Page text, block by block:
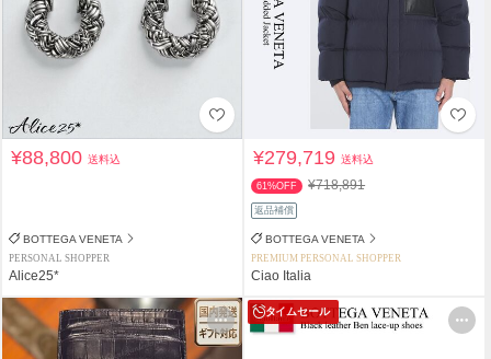
¥88,800送料込
BOTTEGA VENETA
PERSONAL SHOPPER
Alice25*
¥279,719送料込
61%OFF ¥718,891
返品補償
BOTTEGA VENETA
PREMIUM PERSONAL SHOPPER
Ciao Italia
タイムセール